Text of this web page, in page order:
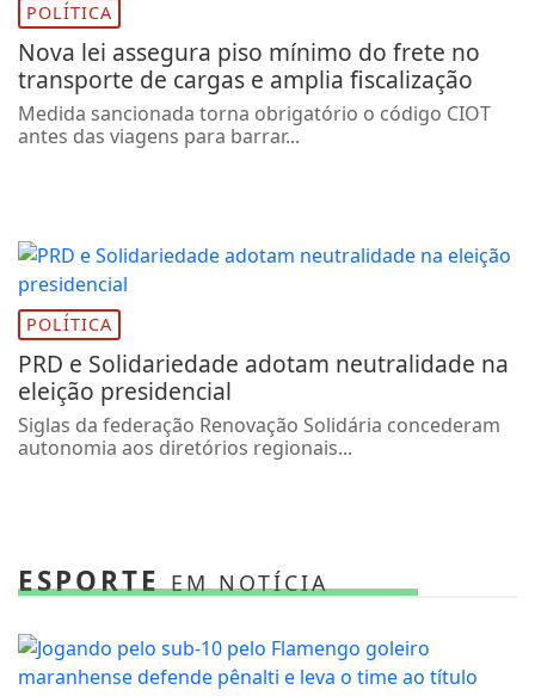
POLÍTICA
Nova lei assegura piso mínimo do frete no
transporte de cargas e amplia fiscalização
Medida sancionada torna obrigatório o código CIOT
antes das viagens para barrar...
POLÍTICA
PRD e Solidariedade adotam neutralidade na
eleição presidencial
Siglas da federação Renovação Solidária concederam
autonomia aos diretórios regionais...
ESPORTEEM NOTÍCIA